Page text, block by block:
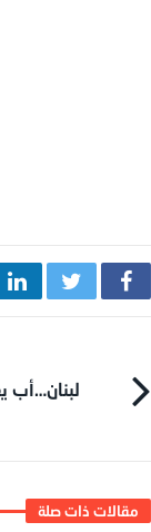
لبنان…أب